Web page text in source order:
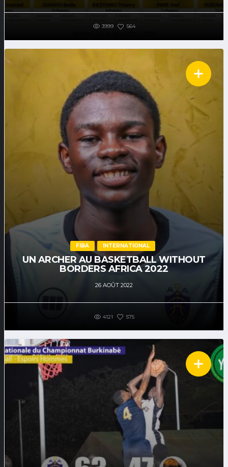
3999 564
FIBA INTERNATIONAL
UN ARCHER AU BASKETBALL WITHOUT
BORDERS AFRICA 2022
26 AOÛT 2022
4121 575